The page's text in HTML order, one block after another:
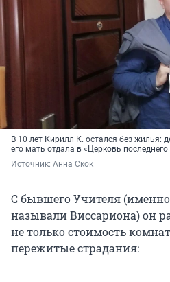
В 10 лет Кирилл К. остался без жилья:
его мать отдала в «Церковь
Источник: Анна Скок
С бывшего Учителя
называли Виссариона) он
не только стоимость
пережитые страдания: